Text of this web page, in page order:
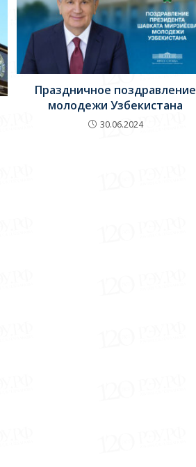
Праздничное поздравление
молодежи Узбекистана
30.06.2024